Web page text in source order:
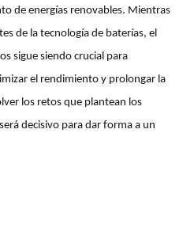
de energías renovables. Mientras
de la tecnología de baterías, el
sigue siendo crucial para
el rendimiento y prolongar la
los retos que plantean los
decisivo para dar forma a un